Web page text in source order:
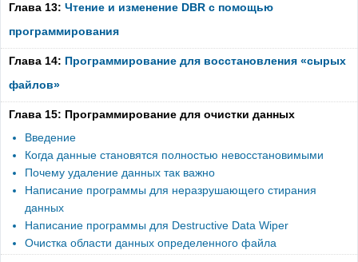
Глава 13: Чтение и изменение DBR с помощью
программирования
Глава 14: Программирование для восстановления «сырых
файлов»
Глава 15: Программирование для очистки данных
Введение
Когда данные становятся полностью невосстановимыми
Почему удаление данных так важно
Написание программы для неразрушающего стирания
данных
Написание программы для Destructive Data Wiper
Очистка области данных определенного файла